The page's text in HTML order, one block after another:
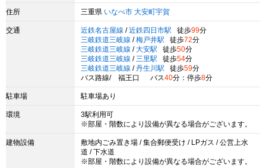
住所 三重県 いなべ市 大安町宇賀
交通 近鉄名古屋線 / 近鉄四日市駅 徒歩99分
三岐鉄道三岐線 / 梅戸井駅 徒歩72分
三岐鉄道三岐線 / 大安駅 徒歩50分
三岐鉄道三岐線 / 三里駅 徒歩54分
三岐鉄道三岐線 / 丹生川駅 徒歩59分
バス路線/ 福王口 バス40分：停歩8分
駐車場 駐車場あり
環境
3駅利用可
※部屋・階数により設備が異なる場合がございます。
建物設備
敷地内ごみ置き場 / 集合郵便受け / LPガス / 公営上水
道 / 下水道
※部屋・階数により設備が異なる場合がございます。